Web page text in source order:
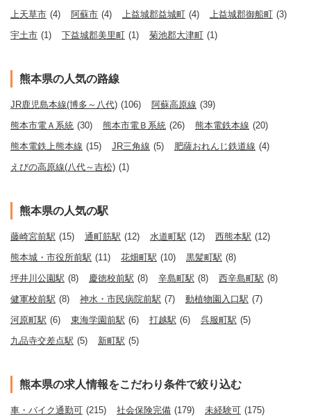
上天草市 (4) 阿蘇市 (4) 上益城郡益城町 (4) 上益城郡御船町 (3)
宇土市 (1) 下益城郡美里町 (1) 菊池郡大津町 (1)
熊本県の人気の路線
JR鹿児島本線(博多～八代) (106) 阿蘇高原線 (39)
熊本市電Ａ系統 (30) 熊本市電Ｂ系統 (26) 熊本電鉄本線 (20)
熊本電鉄上熊本線 (15) JR三角線 (5) 肥薩おれんじ鉄道線 (4)
えびの高原線(八代～吉松) (1)
熊本県の人気の駅
藤崎宮前駅 (15) 通町筋駅 (12) 水道町駅 (12) 西熊本駅 (12)
熊本城・市役所前駅 (11) 花畑町駅 (10) 黒髪町駅 (8)
坪井川公園駅 (8) 慶徳校前駅 (8) 辛島町駅 (8) 西辛島町駅 (8)
健軍校前駅 (8) 神水・市民病院前駅 (7) 動植物園入口駅 (7)
河原町駅 (6) 東海学園前駅 (6) 打越駅 (6) 呉服町駅 (5)
九品寺交差点駅 (5) 新町駅 (5)
熊本県の求人情報をこだわり条件で絞り込む
車・バイク通勤可 (215) 社会保険完備 (179) 未経験可 (175)